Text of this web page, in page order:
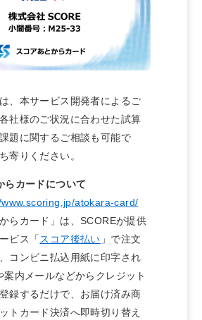
、本サービス開発者によるご
社様のご状況に合わせた試算
題に関するご相談も可能で
寄りください。
らカードについて
atokara-card/
らカード」は、SCOREが提供
ビス「 スコア後払い 」で注文
コンビニ払込用紙に印字され
案内メールなどからクレジット
録するだけで、お届け済み商
トカード決済へ即時切り替え